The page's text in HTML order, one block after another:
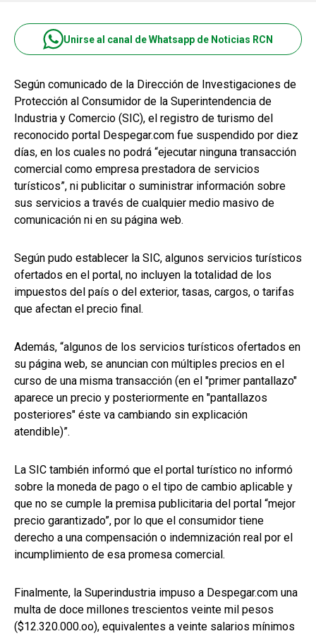
Unirse al canal de Whatsapp de Noticias RCN
Según comunicado de la Dirección de Investigaciones de
Protección al Consumidor de la Superintendencia de
Industria y Comercio (SIC), el registro de turismo del
reconocido portal Despegar.com fue suspendido por diez
días, en los cuales no podrá “ejecutar ninguna transacción
comercial como empresa prestadora de servicios
turísticos”, ni publicitar o suministrar información sobre
sus servicios a través de cualquier medio masivo de
comunicación ni en su página web.
Según pudo establecer la SIC, algunos servicios turísticos
ofertados en el portal, no incluyen la totalidad de los
impuestos del país o del exterior, tasas, cargos, o tarifas
que afectan el precio final.
Además, “algunos de los servicios turísticos ofertados en
su página web, se anuncian con múltiples precios en el
curso de una misma transacción (en el "primer pantallazo"
aparece un precio y posteriormente en "pantallazos
posteriores" éste va cambiando sin explicación
atendible)”.
La SIC también informó que el portal turístico no informó
sobre la moneda de pago o el tipo de cambio aplicable y
que no se cumple la premisa publicitaria del portal “mejor
precio garantizado”, por lo que el consumidor tiene
derecho a una compensación o indemnización real por el
incumplimiento de esa promesa comercial.
Finalmente, la Superindustria impuso a Despegar.com una
multa de doce millones trescientos veinte mil pesos
($12.320.000.oo), equivalentes a veinte salarios mínimos